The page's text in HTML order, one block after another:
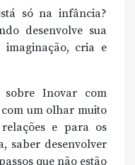
só na infância?
desenvolve sua
cria e
Inovar com
um olhar muito
e para os
saber desenvolver
que não estão